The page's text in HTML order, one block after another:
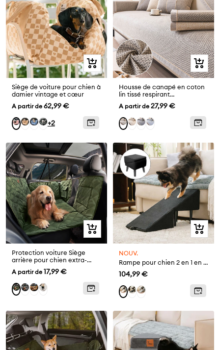
Aperçu
rapide
Siège de voiture pour chien à
damier vintage et cœur
Prix
de
vente
A partir de 62,99 €
CœurCœurCœur
Gris+2
Aperçu
rapide
Housse de canapé en coton
lin tissé respirant
antidérapant
Prix
de
vente
A partir de 27,99 €
GrisCrème
DrakBleu
Aperçu
rapide
Protection voiture Siège
arrière pour chien extra-
large - Idéal pour le voyage
et le camping
Prix
de
vente
A partir de 17,99 €
VertGrisMarronFunnyFuzzy
Aperçu
rapide
NOUV.
Rampe pour chien 2 en 1 en bois convertible avec marchepied pour la maison
Prix
de
vente
104,99 €
Crème
NoirGris